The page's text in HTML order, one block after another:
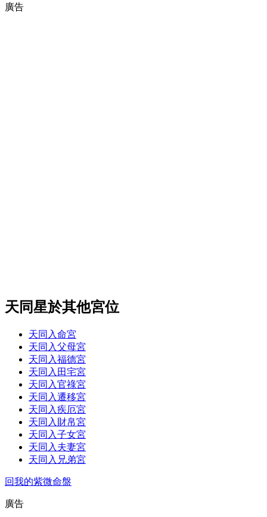
廣告
天同星於其他宮位
天同入命宮
天同入父母宮
天同入福德宮
天同入田宅宮
天同入官祿宮
天同入遷移宮
天同入疾厄宮
天同入財帛宮
天同入子女宮
天同入夫妻宮
天同入兄弟宮
回我的紫微命盤
廣告